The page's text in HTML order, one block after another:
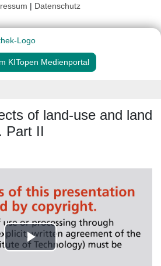
| Datenschutz
KITopen Medienportal
of land-use and land
Part II
Play